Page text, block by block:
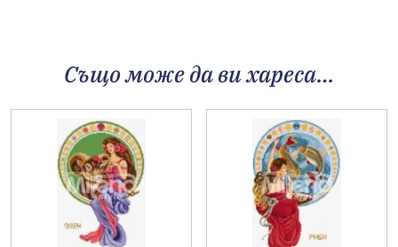
Също може да ви хареса…